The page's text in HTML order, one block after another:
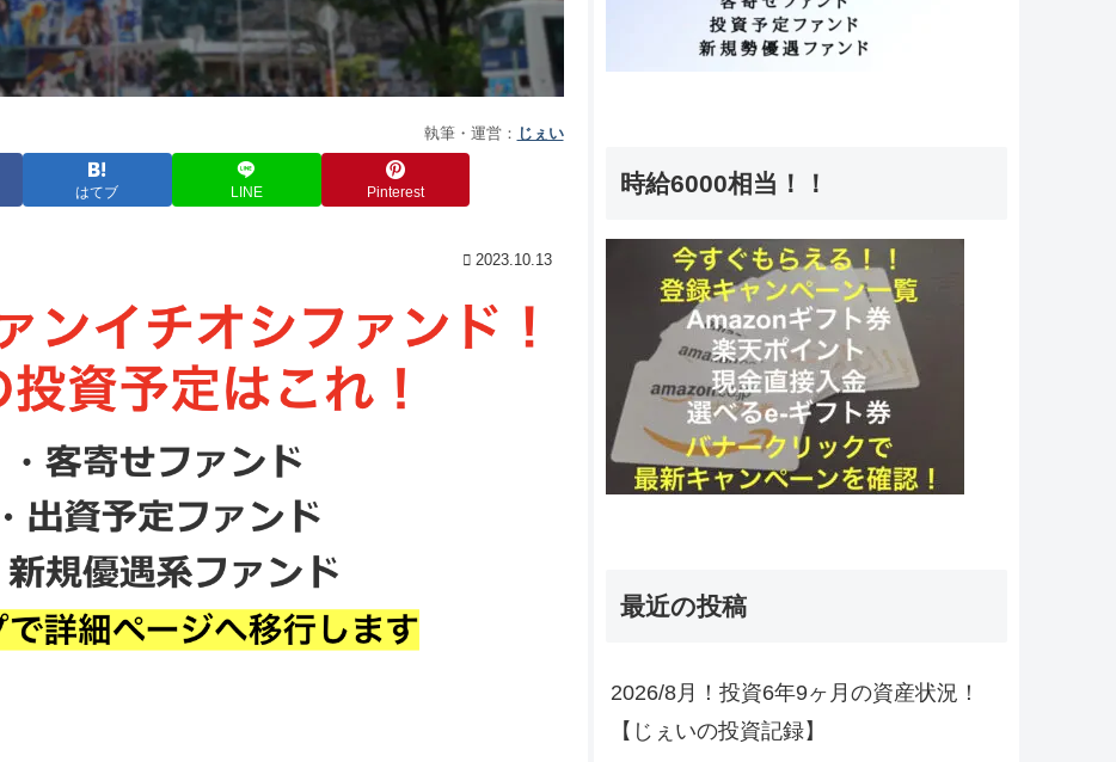
執筆・運営： じぇい
はてブ LINE Pinterest
2023.10.13
時給6000相当！！
最近の投稿
2026/8月！投資6年9ヶ月の資産状況！
【じぇいの投資記録】